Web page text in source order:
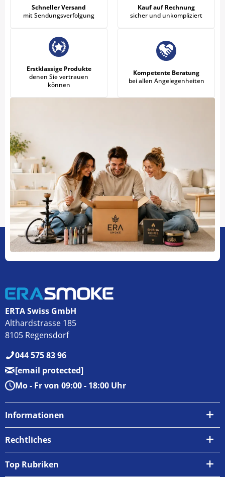
Schneller Versand
mit Sendungsverfolgung
Kauf auf Rechnung
sicher und unkompliziert
Erstklassige Produkte
denen Sie vertrauen
können
Kompetente Beratung
bei allen Angelegenheiten
ERTA Swiss GmbH
Althardstrasse 185
8105 Regensdorf
044 575 83 96
[email protected]
Mo - Fr von 09:00 - 18:00 Uhr
Informationen
Über uns
Rechtliches
AGB
Top Rubriken